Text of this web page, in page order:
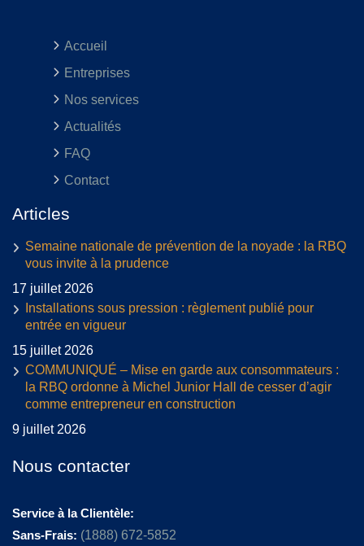
Accueil
Entreprises
Nos services
Actualités
FAQ
Contact
Articles
Semaine nationale de prévention de la noyade : la RBQ
vous invite à la prudence
17 juillet 2026
Installations sous pression : règlement publié pour
entrée en vigueur
15 juillet 2026
COMMUNIQUÉ – Mise en garde aux consommateurs :
la RBQ ordonne à Michel Junior Hall de cesser d’agir
comme entrepreneur en construction
9 juillet 2026
Nous contacter
Service à la Clientèle:
Sans-Frais: (1888) 672-5852